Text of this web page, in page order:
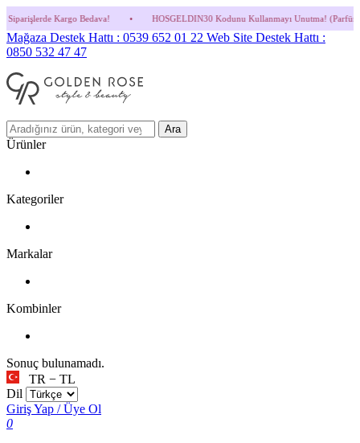
• HOSGELDIN30 Kodunu Kullanmayı Unutma! (Parfüm ve İndirimli
Mağaza Destek Hattı : 0539 652 01 22 Web Site Destek Hattı :
0850 532 47 47
Ara
Ürünler
Kategoriler
Markalar
Kombinler
Sonuç bulunamadı.
TR − TL
Dil
Giriş Yap / Üye Ol
0